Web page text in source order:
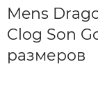
Mens
Clog Son
размеров